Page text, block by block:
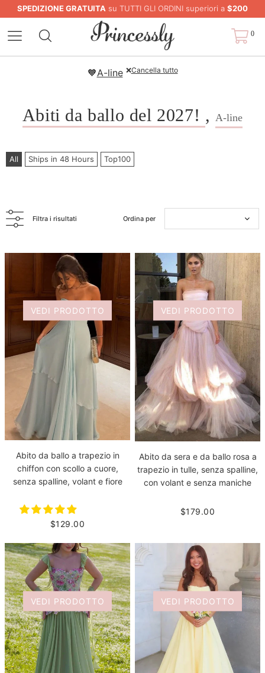
SPEDIZIONE GRATUITA su TUTTI GLI ORDINI superiori a $200
0
🧡A-line ❌Cancella tutto
Abiti da ballo del 2027! , A-line
All Ships in 48 Hours Top100
Filtra i risultati Ordina per
VEDI PRODOTTO
Abito da ballo a trapezio in
chiffon con scollo a cuore,
senza spalline, volant e fiore
$129.00
VEDI PRODOTTO
Abito da sera e da ballo rosa a
trapezio in tulle, senza spalline,
con volant e senza maniche
$179.00
VEDI PRODOTTO VEDI PRODOTTO